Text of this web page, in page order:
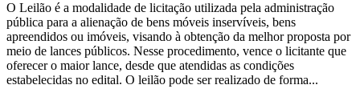
O Leilão é a modalidade de licitação utilizada pela administração
pública para a alienação de bens móveis inservíveis, bens
apreendidos ou imóveis, visando à obtenção da melhor proposta por
meio de lances públicos. Nesse procedimento, vence o licitante que
oferecer o maior lance, desde que atendidas as condições
estabelecidas no edital. O leilão pode ser realizado de forma...